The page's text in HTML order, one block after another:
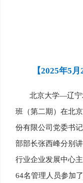
【2025年5月
北京大学—辽宁
班（第二期）在北
份有限公司党委书
部部长张西峰分别
行业企业发展中心
64名管理人员参加